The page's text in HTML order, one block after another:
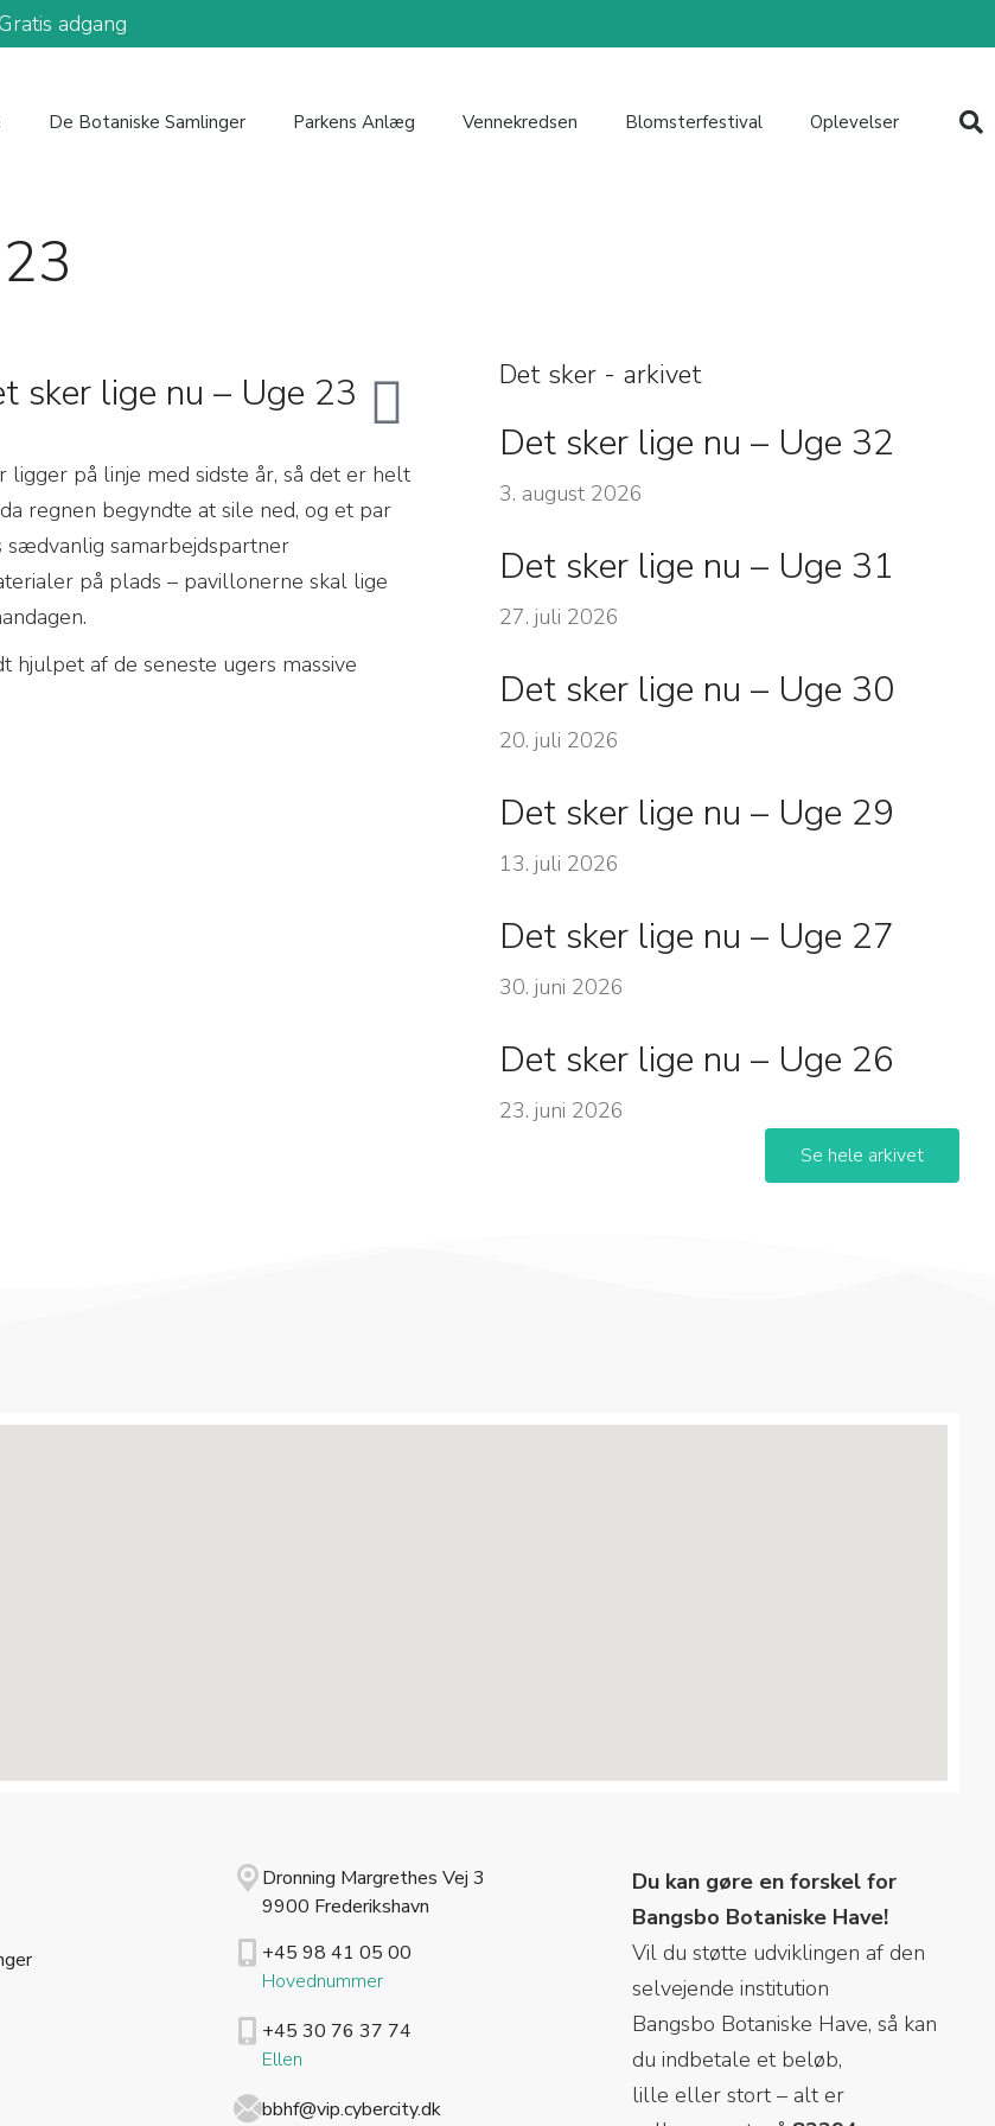
adgang
De Botaniske Samlinger Parkens Anlæg Vennekredsen Blomsterfestival Oplevelser
sker lige nu – Uge 23
på linje med sidste år, så det er helt
regnen begyndte at sile ned, og et par
samarbejdspartner
på plads – pavillonerne skal lige
af de seneste ugers massive
Det sker - arkivet
Det sker lige nu – Uge 32
3. august 2026
Det sker lige nu – Uge 31
27. juli 2026
Det sker lige nu – Uge 30
20. juli 2026
Det sker lige nu – Uge 29
13. juli 2026
Det sker lige nu – Uge 27
30. juni 2026
Det sker lige nu – Uge 26
23. juni 2026
Se hele arkivet
Dronning Margrethes Vej 3
9900 Frederikshavn
+45 98 41 05 00
Hovednummer
+45 30 76 37 74
Ellen
bbhf@vip.cybercity.dk
Du kan gøre en forskel for
Bangsbo Botaniske Have!
Vil du støtte udviklingen af den
selvejende institution
Bangsbo Botaniske Have, så kan
du indbetale et beløb,
lille eller stort – alt er